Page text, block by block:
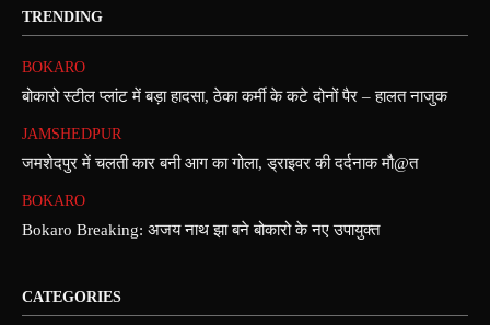
TRENDING
BOKARO
बोकारो स्टील प्लांट में बड़ा हादसा, ठेका कर्मी के कटे दोनों पैर – हालत नाजुक
JAMSHEDPUR
जमशेदपुर में चलती कार बनी आग का गोला, ड्राइवर की दर्दनाक मौ@त
BOKARO
Bokaro Breaking: अजय नाथ झा बने बोकारो के नए उपायुक्त
CATEGORIES